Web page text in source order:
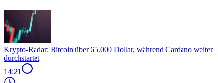
Krypto-Radar: Bitcoin über 65.000 Dollar, während Cardano weiter
durchstartet
14:21